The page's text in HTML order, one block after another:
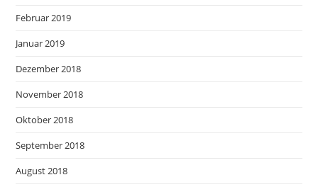
Februar 2019
Januar 2019
Dezember 2018
November 2018
Oktober 2018
September 2018
August 2018